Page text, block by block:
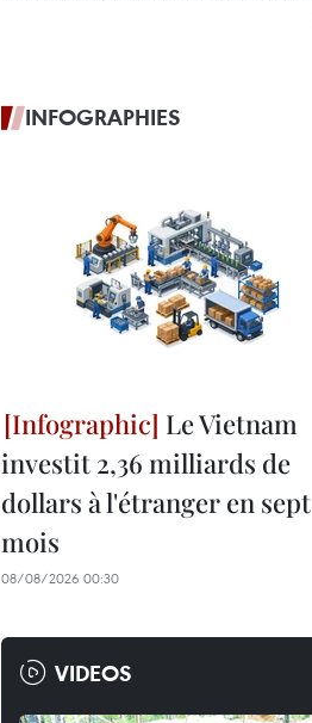
INFOGRAPHIES
Le Vietnam
investit 2,36 milliards de
dollars à l'étranger en sept
mois
08/08/2026 00:30
VIDEOS